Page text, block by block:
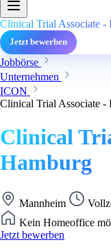
Clinical Trial Associate -
Jetzt bewerben
Jobbörse
Unternehmen
ICON
Clinical Trial Associate -
Clinical
Hamburg
Mannheim
Kein Homeoffice
Jetzt bewerben